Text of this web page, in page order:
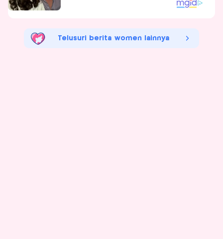
Telusuri berita women lainnya